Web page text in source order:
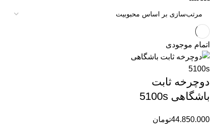
اتمام موجودی
دوچرخه ثابت
باشگاهی 5100s
تومان44.850.000